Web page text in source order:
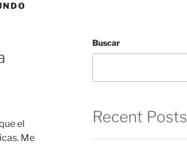
el
Me
Buscar
Recent Posts